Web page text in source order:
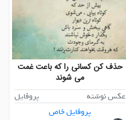
حذف کن کسانی را که باعت غمت
می شوند
عکس نوشته
پروفایل
پروفایل خاص